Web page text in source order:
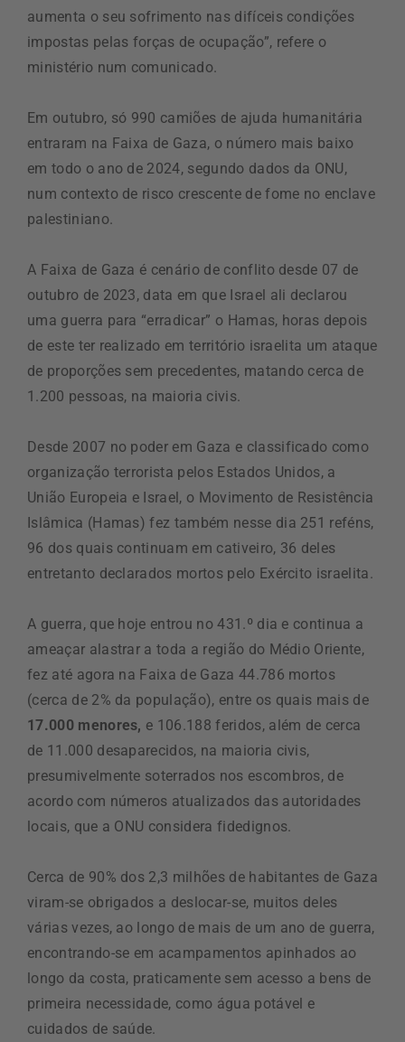
aumenta o seu sofrimento nas difíceis condições
impostas pelas forças de ocupação”, refere o
ministério num comunicado.
Em outubro, só 990 camiões de ajuda humanitária
entraram na Faixa de Gaza, o número mais baixo
em todo o ano de 2024, segundo dados da ONU,
num contexto de risco crescente de fome no enclave
palestiniano.
A Faixa de Gaza é cenário de conflito desde 07 de
outubro de 2023, data em que Israel ali declarou
uma guerra para “erradicar” o Hamas, horas depois
de este ter realizado em território israelita um ataque
de proporções sem precedentes, matando cerca de
1.200 pessoas, na maioria civis.
Desde 2007 no poder em Gaza e classificado como
organização terrorista pelos Estados Unidos, a
União Europeia e Israel, o Movimento de Resistência
Islâmica (Hamas) fez também nesse dia 251 reféns,
96 dos quais continuam em cativeiro, 36 deles
entretanto declarados mortos pelo Exército israelita.
A guerra, que hoje entrou no 431.º dia e continua a
ameaçar alastrar a toda a região do Médio Oriente,
fez até agora na Faixa de Gaza 44.786 mortos
(cerca de 2% da população), entre os quais mais de
17.000 menores, e 106.188 feridos, além de cerca
de 11.000 desaparecidos, na maioria civis,
presumivelmente soterrados nos escombros, de
acordo com números atualizados das autoridades
locais, que a ONU considera fidedignos.
Cerca de 90% dos 2,3 milhões de habitantes de Gaza
viram-se obrigados a deslocar-se, muitos deles
várias vezes, ao longo de mais de um ano de guerra,
encontrando-se em acampamentos apinhados ao
longo da costa, praticamente sem acesso a bens de
primeira necessidade, como água potável e
cuidados de saúde.